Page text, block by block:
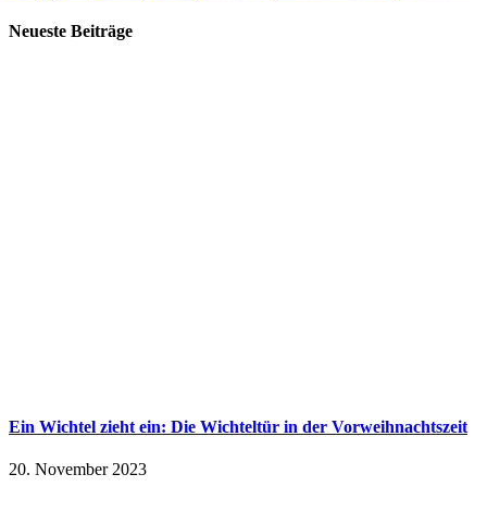
Neueste Beiträge
Ein Wichtel zieht ein: Die Wichteltür in der Vorweihnachtszeit
20. November 2023